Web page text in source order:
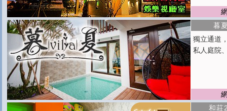
暮
獨立通道
私人庭院
和莊